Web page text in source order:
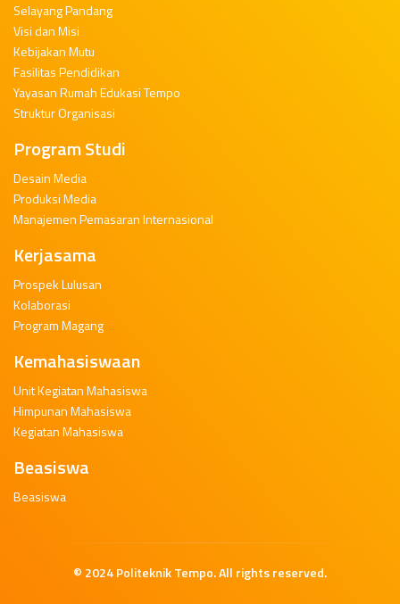
Selayang Pandang
Visi dan Misi
Kebijakan Mutu
Fasilitas Pendidikan
Yayasan Rumah Edukasi Tempo
Struktur Organisasi
Program Studi
Desain Media
Produksi Media
Manajemen Pemasaran Internasional
Kerjasama
Prospek Lulusan
Kolaborasi
Program Magang
Kemahasiswaan
Unit Kegiatan Mahasiswa
Himpunan Mahasiswa
Kegiatan Mahasiswa
Beasiswa
Beasiswa
© 2024Politeknik Tempo. All rights reserved.